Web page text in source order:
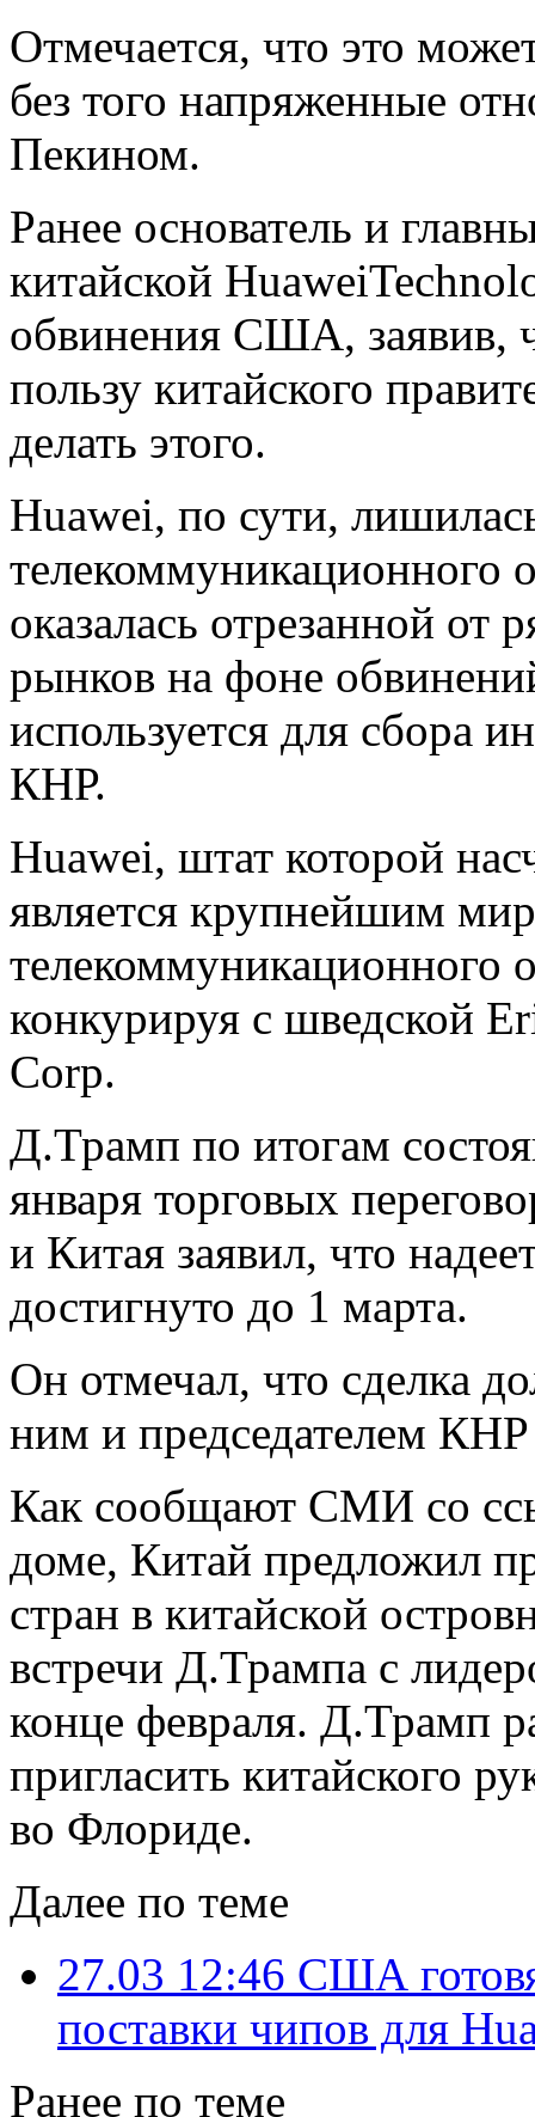
Отмечается, что это
без того напряженные
Пекином.
Ранее основатель и
китайской
обвинения США, заявив,
пользу китайского
делать этого.
Huawei, по сути,
оказалась отрезанной от
рынков на фоне
используется для сбора
КНР.
Huawei, штат которой
является крупнейшим
телекоммуникационного
конкурируя с шведской
Corp.
Д.Трамп по итогам
января торговых
и Китая заявил, что
достигнуто до 1 марта.
Он отмечал, что сделка
ним и председателем
Как сообщают СМИ со
доме, Китай предложил
стран в китайской
встречи Д.Трампа с
конце февраля. Д.Трамп
пригласить китайского
во Флориде.
Далее по теме
27.03 12:46 США
поставки чипов для
Ранее по теме